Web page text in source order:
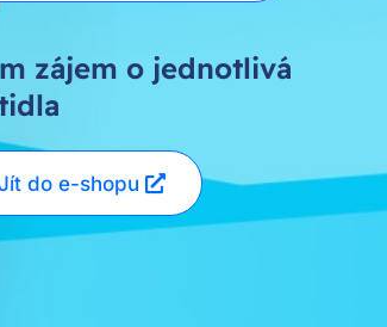
zájem o jednotlivá
do e-shopu